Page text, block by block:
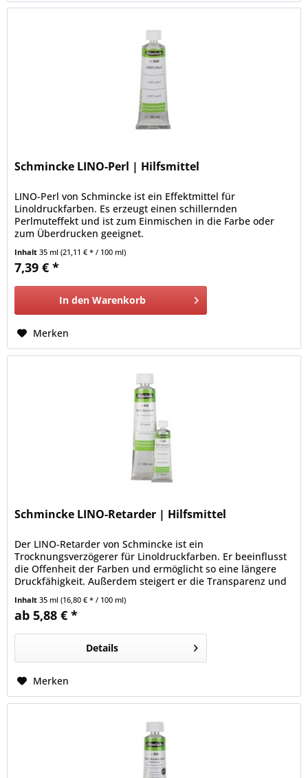
Schmincke LINO-Perl | Hilfsmittel
LINO-Perl von Schmincke ist ein Effektmittel für
Linoldruckfarben. Es erzeugt einen schillernden
Perlmuteffekt und ist zum Einmischen in die Farbe oder
zum Überdrucken geeignet.
Inhalt35 ml(21,11 € * / 100 ml)
7,39 € *
In den Warenkorb
Merken
Schmincke LINO-Retarder | Hilfsmittel
Der LINO-Retarder von Schmincke ist ein
Trocknungsverzögerer für Linoldruckfarben. Er beeinflusst
die Offenheit der Farben und ermöglicht so eine längere
Druckfähigkeit. Außerdem steigert er die Transparenz und
Inhalt35 ml(16,80 € * / 100 ml)
ab 5,88 € *
Details
Merken